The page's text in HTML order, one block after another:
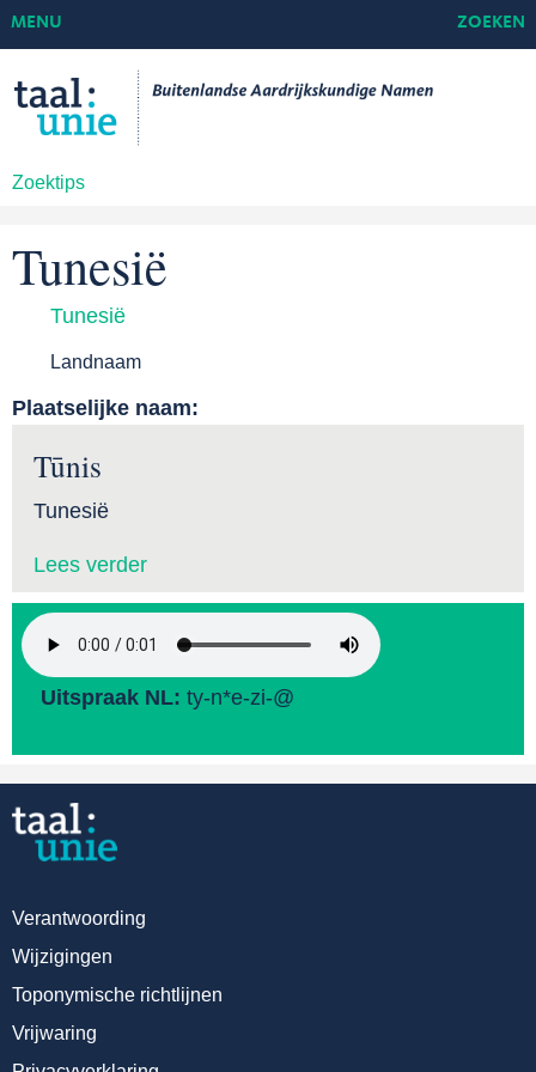
Zoektips
MENU ZOEKEN
Tunesië
Tunesië
Landnaam
Plaatselijke naam:
Tūnis
Tunesië
Lees verder
Uitspraak NL: ty-n*e-zi-@
Verantwoording
Wijzigingen
Toponymische richtlijnen
Vrijwaring